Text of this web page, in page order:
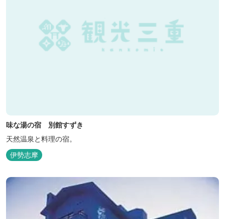
味な湯の宿 別館すずき
天然温泉と料理の宿。
伊勢志摩